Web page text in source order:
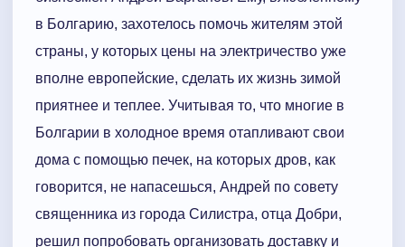
в Болгарию, захотелось помочь жителям этой
страны, у которых цены на электричество уже
вполне европейские, сделать их жизнь зимой
приятнее и теплее. Учитывая то, что многие в
Болгарии в холодное время отапливают свои
дома с помощью печек, на которых дров, как
говорится, не напасешься, Андрей по совету
священника из города Силистра, отца Добри,
решил попробовать организовать доставку и